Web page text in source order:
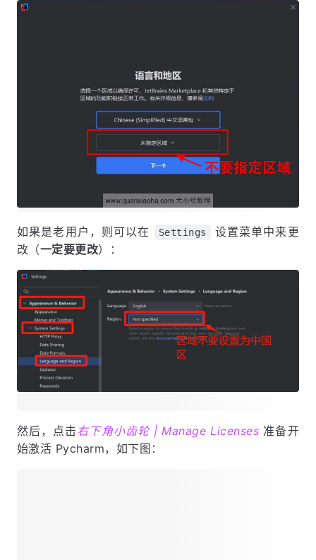
如果是老用户，则可以在 Settings
设置菜单中来更
改（一定要更改）：
然后，点击右下角小齿轮 | Manage Licenses 准备开
始激活 Pycharm，如下图：